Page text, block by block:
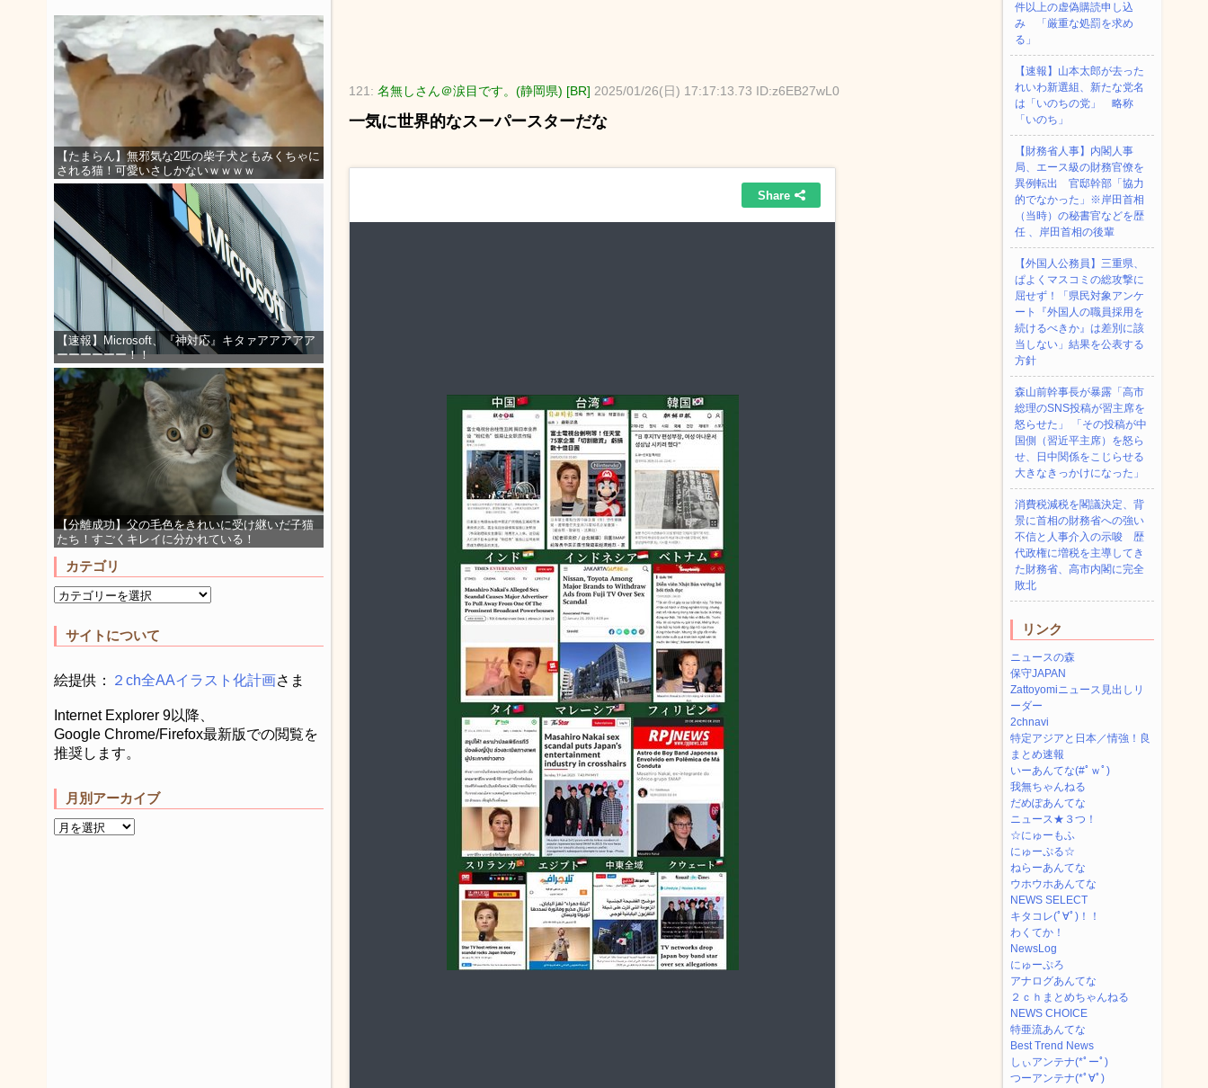
【たまらん】無邪気な2匹の柴子犬ともみくちゃに
される猫！可愛いさしかないｗｗｗｗ
【速報】Microsoft、『神対応』キタァアアアアア
ーーーーーー！！
【分離成功】父の毛色をきれいに受け継いだ子猫
たち！すごくキレイに分かれている！
カテゴリ
サイトについて
絵提供： ２ch全AAイラスト化計画さま
Internet Explorer 9以降、
Google Chrome/Firefox最新版での閲覧を
推奨します。
月別アーカイブ
121: 名無しさん＠涙目です。(静岡県) [BR] 2025/01/26(日) 17:17:13.73 ID:z6EB27wL0
一気に世界的なスーパースターだな
件以上の虚偽購読申し込
み 「厳重な処罰を求め
る」
【速報】山本太郎が去った
れいわ新選組、新たな党名
は「いのちの党」 略称
「いのち」
【財務省人事】内閣人事
局、エース級の財務官僚を
異例転出 官邸幹部「協力
的でなかった」※岸田首相
（当時）の秘書官などを歴
任 、岸田首相の後輩
【外国人公務員】三重県、
ぱよくマスコミの総攻撃に
屈せず！「県民対象アンケ
ート『外国人の職員採用を
続けるべきか』は差別に該
当しない」結果を公表する
方針
森山前幹事長が暴露「高市
総理のSNS投稿が習主席を
怒らせた」 「その投稿が中
国側（習近平主席）を怒ら
せ、日中関係をこじらせる
大きなきっかけになった」
消費税減税を閣議決定、背
景に首相の財務省への強い
不信と人事介入の示唆 歴
代政権に増税を主導してき
た財務省、高市内閣に完全
敗北
リンク
ニュースの森
保守JAPAN
Zattoyomiニュース見出しリ
ーダー
2chnavi
特定アジアと日本／情強！良
まとめ速報
いーあんてな(#ﾟｗﾟ)
我無ちゃんねる
だめぽあんてな
ニュース★３つ！
☆にゅーもふ
にゅーぷる☆
ねらーあんてな
ウホウホあんてな
NEWS SELECT
キタコレ(ﾟ∀ﾟ)！！
わくてか！
NewsLog
にゅーぷろ
アナログあんてな
２ｃｈまとめちゃんねる
NEWS CHOICE
特亜流あんてな
Best Trend News
しぃアンテナ(*ﾟーﾟ)
つーアンテナ(*ﾟ∀ﾟ)